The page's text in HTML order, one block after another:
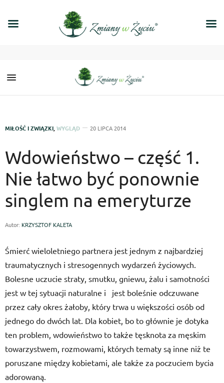
MIŁOŚĆ I ZWIĄZKI WYGLĄD 20 LIPCA 2014
Wdowieństwo – część 1.
Nie łatwo być ponownie
singlem na emeryturze
Autor: KRZYSZTOF KALETA
Śmierć wieloletniego partnera jest jednym z najbardziej
traumatycznych i stresogennych wydarzeń życiowych.
Bolesne uczucie straty, smutku, gniewu, żalu i samotności
jest w tej sytuacji naturalne i jest boleśnie odczuwane
przez cały okres żałoby, który trwa u większości osób od
jednego do dwóch lat. Dla kobiet, bo to głównie je dotyka
ten problem, wdowieństwo to także tęsknota za męskim
towarzystwem, rozmowami, których tematy są inne niż te
poruszane między kobietami, ale także za poczuciem bycia
adorowaną.